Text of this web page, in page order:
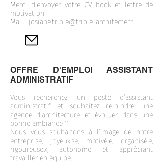
Merci d'envoyer votre CV, book et lettre de
motivation
Mail : josiane.trible@trible-architecte.fr
OFFRE D'EMPLOI ASSISTANT
ADMINISTRATIF
Vous recherchez un poste d’assistant
administratif et souhaitez rejoindre une
agence d’architecture et évoluer dans une
bonne ambiance ?
Nous vous souhaitons à l’image de notre
entreprise, joyeux.se, motivé.e, organisé.e,
rigoureuse.x, autonome et appréciant
travailler en équipe.